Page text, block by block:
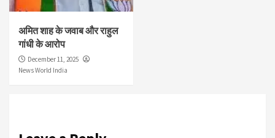
अमित शाह के जवाब और राहुल
गांधी के आरोप
December 11, 2025
News World India